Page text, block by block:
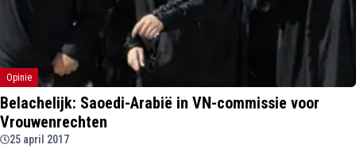
Opinie
Belachelijk: Saoedi-Arabië in VN-commissie voor
Vrouwenrechten
25 april 2017